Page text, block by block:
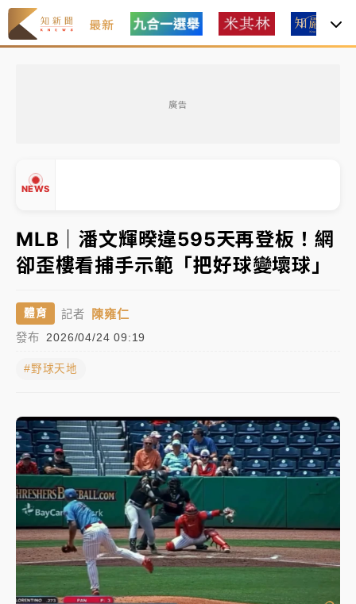
最新
廣告
NEWS
韓股最壞時期已過？大摩估去槓桿完成逾半 波動率降
至2個月低
「白海豚」雨炸新北！通報109件災情 侯友宜揭這類災
損最多
金控第2季海外曝險破31兆創高 日本年增45%居冠
韓股最壞時期已過？大摩估去槓桿完成逾半 波動率降
至2個月低
「白海豚」雨炸新北！通報109件災情 侯友宜揭這類災
損最多
白海豚挾豪雨狂炸新北！時雨量破百毫米 水塔、雨棚
砸落毀車
▲
MLB｜潘文輝暌違595天再登板！網
卻歪樓看捕手示範「把好球變壞球」
體育 記者 陳雍仁
發布 2026/04/24 09:19
#野球天地